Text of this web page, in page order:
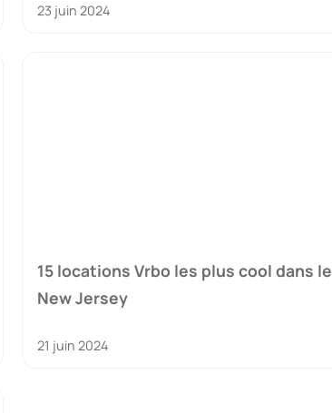
23 juin 2024
15 locations Vrbo les plus cool dans le
New Jersey
21 juin 2024